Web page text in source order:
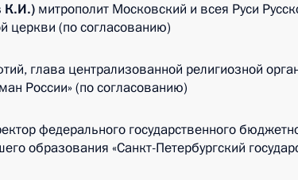
К.И.) митрополит Московский и всея Руси
церкви (по согласованию)
глава централизованной религиозной
России» (по согласованию)
федерального государственного
образования «Санкт-Петербургский